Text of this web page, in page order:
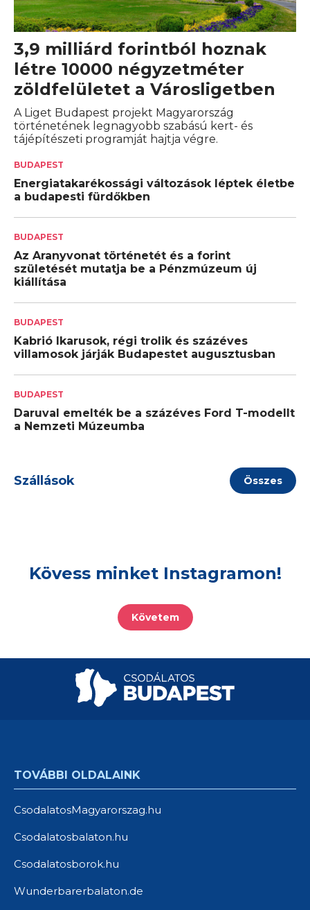
3,9 milliárd forintból hoznak
létre 10000 négyzetméter
zöldfelületet a Városligetben
A Liget Budapest projekt Magyarország
történetének legnagyobb szabású kert- és
tájépítészeti programját hajtja végre.
BUDAPEST
Energiatakarékossági változások léptek életbe
a budapesti fürdőkben
BUDAPEST
Az Aranyvonat történetét és a forint
születését mutatja be a Pénzmúzeum új
kiállítása
BUDAPEST
Kabrió Ikarusok, régi trolik és százéves
villamosok járják Budapestet augusztusban
BUDAPEST
Daruval emelték be a százéves Ford T-modellt
a Nemzeti Múzeumba
Szállások Összes
Kövess minket Instagramon!
Követem
TOVÁBBI OLDALAINK
CsodalatosMagyarorszag.hu
Csodalatosbalaton.hu
Csodalatosborok.hu
Wunderbarerbalaton.de